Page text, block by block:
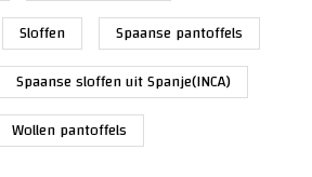
Sloffen
Spaanse pantoffels
Spaanse sloffen uit Spanje(INCA)
Wollen pantoffels